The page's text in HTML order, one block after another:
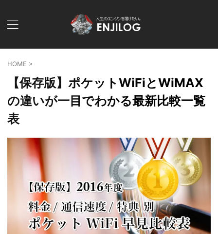
HOME >
【保存版】ポケットWiFiとWiMAX
の違いが一目でわかる最新比較一覧
表